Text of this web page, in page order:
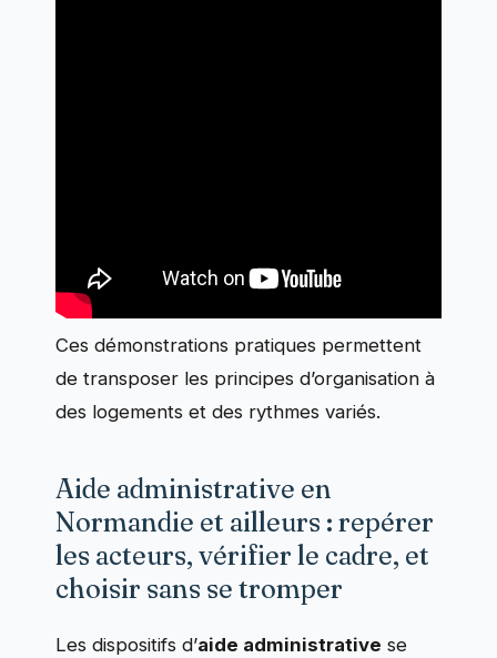
Ces démonstrations pratiques permettent
de transposer les principes d’organisation à
des logements et des rythmes variés.
Aide administrative en
Normandie et ailleurs : repérer
les acteurs, vérifier le cadre, et
choisir sans se tromper
Les dispositifs d’aide administrative se